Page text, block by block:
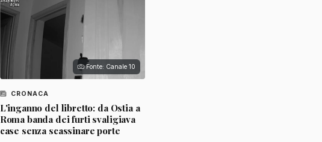
Fonte: Canale 10
CRONACA
L'inganno del libretto: da Ostia a
Roma banda dei furti svaligiava
case senza scassinare porte